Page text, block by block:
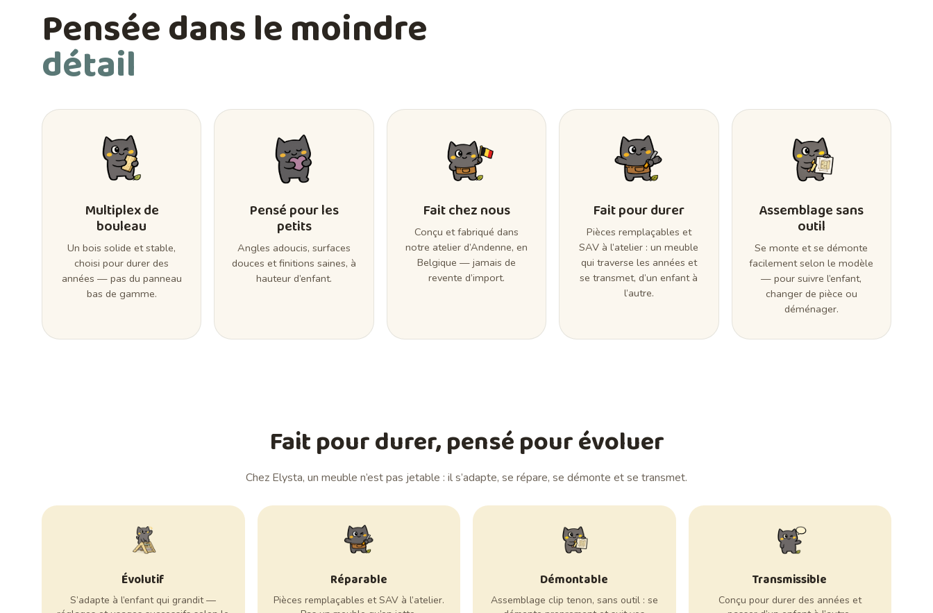
Pensée dans le moindre
détail
Multiplex de
bouleau
Un bois solide et stable,
choisi pour durer des
années — pas du panneau
bas de gamme.
Pensé pour les
petits
Angles adoucis, surfaces
douces et finitions saines, à
hauteur d’enfant.
Fait chez nous
Conçu et fabriqué dans
notre atelier d’Andenne, en
Belgique — jamais de
revente d’import.
Fait pour durer
Pièces remplaçables et
SAV à l’atelier : un meuble
qui traverse les années et
se transmet, d’un enfant à
l’autre.
Assemblage sans
outil
Se monte et se démonte
facilement selon le modèle
— pour suivre l’enfant,
changer de pièce ou
déménager.
Fait pour durer, pensé pour évoluer
Chez Elysta, un meuble n’est pas jetable : il s’adapte, se répare, se démonte et se transmet.
Évolutif
S’adapte à l’enfant qui grandit —
Réparable
Pièces remplaçables et SAV à l’atelier.
Démontable
Assemblage clip tenon, sans outil : se
Transmissible
Conçu pour durer des années et